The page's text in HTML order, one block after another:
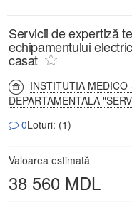
Servicii de expertiză
echipamentului
casat
INSTITUTIA
DEPARTAMENTALA
0Loturi: (1)
Valoarea estimată
38 560 MDL